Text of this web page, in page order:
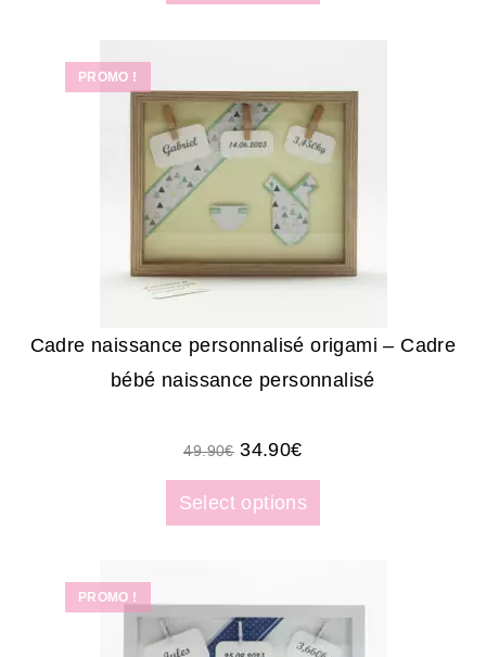
PROMO !
Cadre naissance personnalisé origami – Cadre
bébé naissance personnalisé
49.90€ 34.90€
Select options
PROMO !